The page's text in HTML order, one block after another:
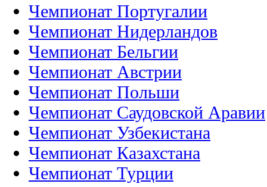
Чемпионат Португалии
Чемпионат Нидерландов
Чемпионат Бельгии
Чемпионат Австрии
Чемпионат Польши
Чемпионат Саудовской Аравии
Чемпионат Узбекистана
Чемпионат Казахстана
Чемпионат Турции